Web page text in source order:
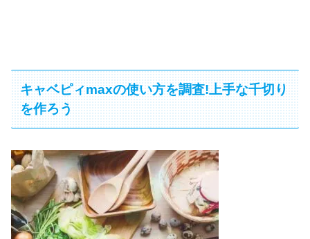
キャベピィmaxの使い方を調査!上手な千切り
を作ろう